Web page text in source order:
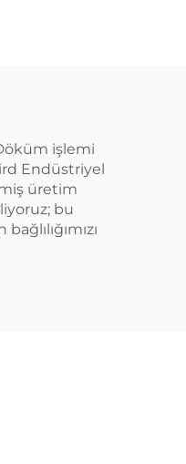
işlemi
Endüstriyel
üretim
bu